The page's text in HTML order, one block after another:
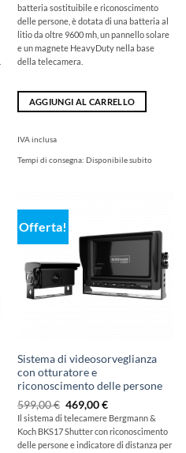
batteria sostituibile e riconoscimento
delle persone, è dotata di una batteria al
litio da oltre 9600 mh, un pannello solare
e un magnete HeavyDuty nella base
della telecamera.
AGGIUNGI AL CARRELLO
IVA inclusa
Tempi di consegna: Disponibile subito
Offerta!
Sistema di videosorveglianza
con otturatore e
riconoscimento delle persone
599,00€ Il
prezzo
originale
era:
599,00
469,00€Il
prezzo
attuale
è:
469,00
Il sistema di telecamere Bergmann &
Koch BKS17 Shutter con riconoscimento
delle persone e indicatore di distanza per